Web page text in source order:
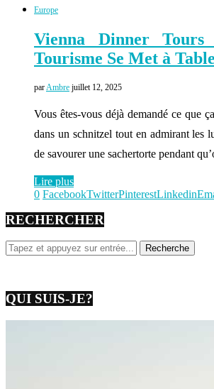
Europe
Vienna Dinner
Tourisme Se Met à Table
par Ambre juillet 12, 2025
Vous êtes-vous déjà demandé ce que
dans un schnitzel tout en admirant les
de savourer une sachertorte pendant
Lire plus
0 FacebookTwitterPinterestLinkedin
RECHERCHER
QUI SUIS-JE?